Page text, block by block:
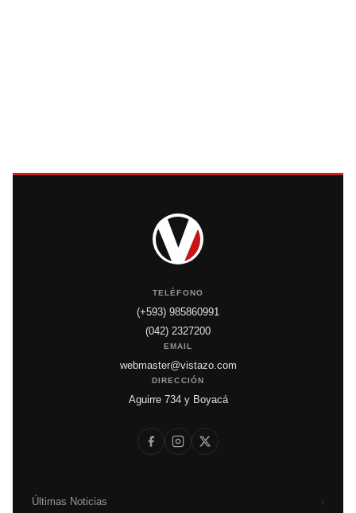
TELÉFONO
(+593) 985860991
(042) 2327200
EMAIL
webmaster@vistazo.com
DIRECCIÓN
Aguirre 734 y Boyacá
Últimas Noticias ›